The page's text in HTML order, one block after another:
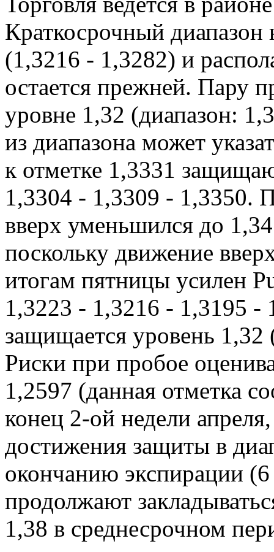
Краткосрочный диапазон
(1,3216 - 1,3282) и
остается прежней. Пару
уровне 1,32 (диапазон:
из диапазона может
к отметке 1,3331
1,3304 - 1,3309 - 1,3350.
вверх уменьшился до
поскольку движение
итогам пятницы усилен
1,3223 - 1,3216 - 1,3195 -
защищается уровень
Риски при пробое
1,2597 (данная отметка
конец 2-ой недели
достижения защиты в
окончанию экспирации
продолжают
1,38 в среднесрочном